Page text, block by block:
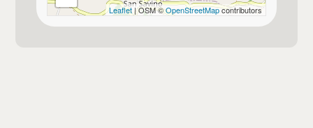
Leaflet| OSM ©OpenStreetMapcontributors